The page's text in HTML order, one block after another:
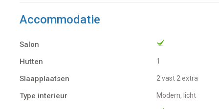
Accommodatie
Salon
Hutten
1
Slaapplaatsen 2 vast 2 extra
Type interieur Modern, licht